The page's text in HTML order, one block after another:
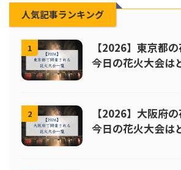
人気記事ランキング
1
【2026】東京都
今日の花火大会は
2
【2026】大阪府
今日の花火大会は